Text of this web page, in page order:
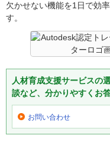
欠かせない機能を1日で効
す。
人材育成支援サービスの
談など、分かりやすくお
お問い合わせ